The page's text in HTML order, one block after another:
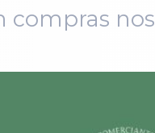
compras nos